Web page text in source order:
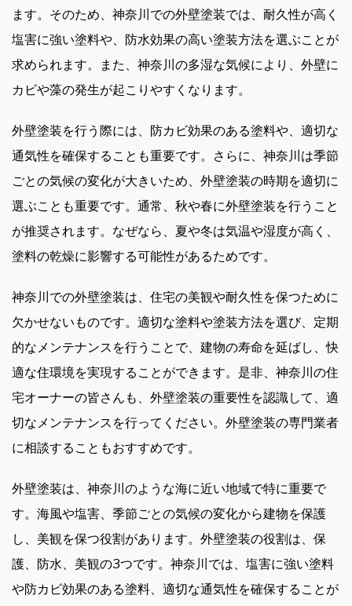
ます。そのため、神奈川での外壁塗装では、耐久性が高く
塩害に強い塗料や、防水効果の高い塗装方法を選ぶことが
求められます。また、神奈川の多湿な気候により、外壁に
カビや藻の発生が起こりやすくなります。
外壁塗装を行う際には、防カビ効果のある塗料や、適切な
通気性を確保することも重要です。さらに、神奈川は季節
ごとの気候の変化が大きいため、外壁塗装の時期を適切に
選ぶことも重要です。通常、秋や春に外壁塗装を行うこと
が推奨されます。なぜなら、夏や冬は気温や湿度が高く、
塗料の乾燥に影響する可能性があるためです。
神奈川での外壁塗装は、住宅の美観や耐久性を保つために
欠かせないものです。適切な塗料や塗装方法を選び、定期
的なメンテナンスを行うことで、建物の寿命を延ばし、快
適な住環境を実現することができます。是非、神奈川の住
宅オーナーの皆さんも、外壁塗装の重要性を認識して、適
切なメンテナンスを行ってください。外壁塗装の専門業者
に相談することもおすすめです。
外壁塗装は、神奈川のような海に近い地域で特に重要で
す。海風や塩害、季節ごとの気候の変化から建物を保護
し、美観を保つ役割があります。外壁塗装の役割は、保
護、防水、美観の3つです。神奈川では、塩害に強い塗料
や防カビ効果のある塗料、適切な通気性を確保することが